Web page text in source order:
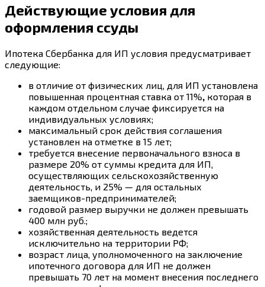
Действующие условия для
оформления ссуды
Ипотека Сбербанка для ИП условия предусматривает
следующие:
в отличие от физических лиц, для ИП установлена
повышенная процентная ставка от 11%, которая в
каждом отдельном случае фиксируется на
индивидуальных условиях;
максимальный срок действия соглашения
установлен на отметке в 15 лет;
требуется внесение первоначального взноса в
размере 20% от суммы кредита для ИП,
осуществляющих сельскохозяйственную
деятельность, и 25% — для остальных
заемщиков-предпринимателей;
годовой размер выручки не должен превышать
400 млн руб.;
хозяйственная деятельность ведется
исключительно на территории РФ;
возраст лица, уполномоченного на заключение
ипотечного договора для ИП не должен
превышать 70 лет на момент внесения последнего